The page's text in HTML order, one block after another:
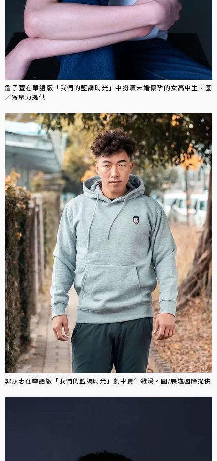
詹子萱在華語版「我們的藍調時光」中扮演未婚懷孕的女高中生。圖
／甯聚力提供
郭泓志在華語版「我們的藍調時光」劇中賣牛雜湯。圖/展逸國際提供